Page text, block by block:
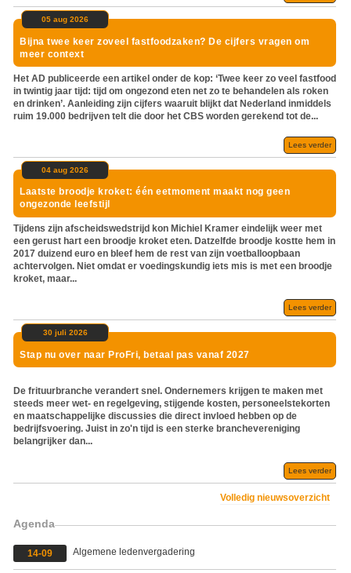
05 aug 2026
Bijna twee keer zoveel fastfoodzaken? De cijfers vragen om
meer context
Het AD publiceerde een artikel onder de kop: ‘Twee keer zo veel fastfood
in twintig jaar tijd: tijd om ongezond eten net zo te behandelen als roken
en drinken’. Aanleiding zijn cijfers waaruit blijkt dat Nederland inmiddels
ruim 19.000 bedrijven telt die door het CBS worden gerekend tot de...
Lees verder
04 aug 2026
Laatste broodje kroket: één eetmoment maakt nog geen
ongezonde leefstijl
Tijdens zijn afscheidswedstrijd kon Michiel Kramer eindelijk weer met
een gerust hart een broodje kroket eten. Datzelfde broodje kostte hem in
2017 duizend euro en bleef hem de rest van zijn voetballoopbaan
achtervolgen. Niet omdat er voedingskundig iets mis is met een broodje
kroket, maar...
Lees verder
30 juli 2026
Stap nu over naar ProFri, betaal pas vanaf 2027
De frituurbranche verandert snel. Ondernemers krijgen te maken met
steeds meer wet- en regelgeving, stijgende kosten, personeelstekorten
en maatschappelijke discussies die direct invloed hebben op de
bedrijfsvoering. Juist in zo'n tijd is een sterke branchevereniging
belangrijker dan...
Lees verder
Volledig nieuwsoverzicht
Agenda
14-09 Algemene ledenvergadering